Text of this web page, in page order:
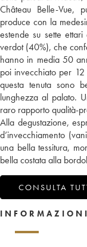
Château Belle-Vue,
produce con la
estende su sette
verdot (40%), che
hanno in media 50
poi invecchiato per
questa tenuta sono
lunghezza al palato.
raro rapporto qualità-
Alla degustazione,
d’invecchiamento
una bella tessitura,
bella costata alla
CONSULTA
INFORMAZIONI